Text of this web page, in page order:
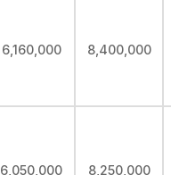
6,160,000 8,400,000
6,050,000 8,250,000